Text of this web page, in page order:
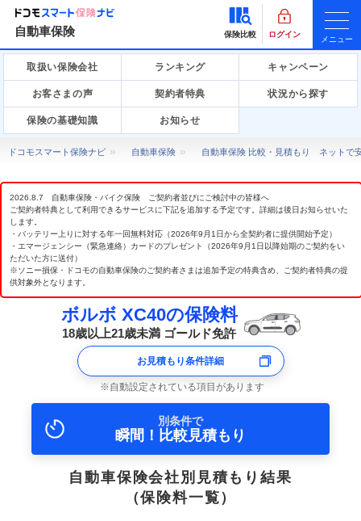
自動車保険 保険比較 ログイン
メニュー
取扱い保険会社 ランキング キャンペーン
お客さまの声 契約者特典 状況から探す
保険の基礎知識 お知らせ
ドコモスマート保険ナビ 自動車保険 自動車保険 比較・見積もり ネットで
2026.8.7 自動車保険・バイク保険 ご契約者並びにご検討中の皆様へ
ご契約者特典として利用できるサービスに下記を追加する予定です。詳細は後日お知らせいた
します。
・バッテリー上りに対する年一回無料対応（2026年9月1日から全契約者に提供開始予定）
・エマージェンシー（緊急連絡）カードのプレゼント（2026年9月1日以降始期のご契約をい
ただいた方に送付）
※ソニー損保・ドコモの自動車保険のご契約者さまは追加予定の特典含め、ご契約者特典の提
供対象外となります。
ボルボ XC40の保険料
18歳以上21歳未満 ゴールド免許
お見積もり条件詳細
自動設定されている項目があります
別条件で
瞬間！比較見積もり
自動車保険会社別見積もり結果
（保険料一覧）